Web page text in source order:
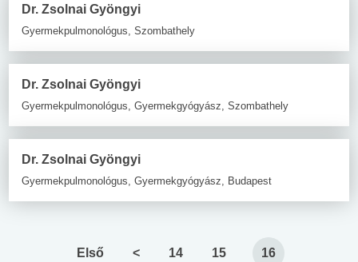
Dr. Zsolnai Gyöngyi
Gyermekpulmonológus, Szombathely
Dr. Zsolnai Gyöngyi
Gyermekpulmonológus, Gyermekgyógyász, Szombathely
Dr. Zsolnai Gyöngyi
Gyermekpulmonológus, Gyermekgyógyász, Budapest
Első < 14 15 16